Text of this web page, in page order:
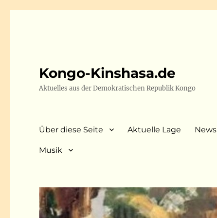
Kongo-Kinshasa.de
Aktuelles aus der Demokratischen Republik Kongo
Über diese Seite Aktuelle Lage News
Musik